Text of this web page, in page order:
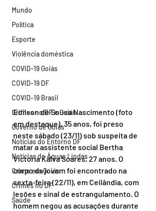
Mundo
Política
Esporte
Violência doméstica
COVID-19 Goiás
COVID-19 DF
COVID-19 Brasil
Crimes no DF e Goiás
Governo de Goiás
Notícias do Entorno DF
Notícias de Águas Lindas
Crime em Goiás
Crimes no DF
Saúde
Edilson de Sousa Nascimento (foto
em destaque), 35 anos, foi preso
neste sábado (23/11) sob suspeita de
matar a assistente social Bertha
Victoria Kalva Soares, 27 anos. O
corpo da jovem foi encontrado na
sexta-feira (22/11), em Ceilândia, com
lesões e sinal de estrangulamento. O
homem negou as acusações durante